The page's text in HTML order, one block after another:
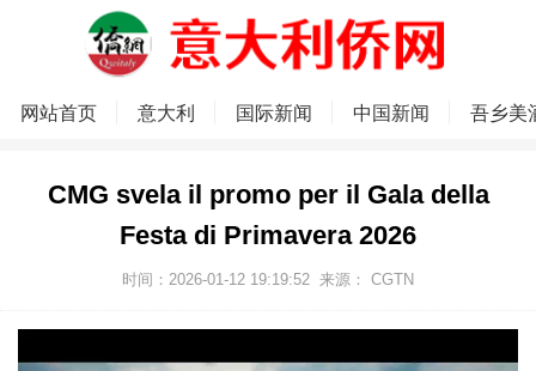
网站首页 意大利 国际新闻 中国新闻 吾乡美
CMG svela il promo per il Gala della
Festa di Primavera 2026
时间：2026-01-12 19:19:52 来源： CGTN